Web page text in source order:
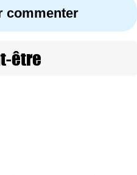
commenter
être